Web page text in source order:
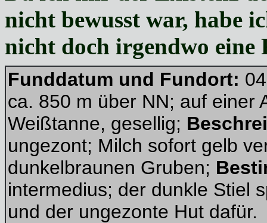
nicht bewusst war, habe
nicht doch irgendwo eine
Funddatum und Fundort:
ca. 850 m über NN; auf einer
Weißtanne, gesellig;
ungezont; Milch sofort gelb
dunkelbraunen Gruben;
intermedius; der dunkle Stiel
und der ungezonte Hut dafür.